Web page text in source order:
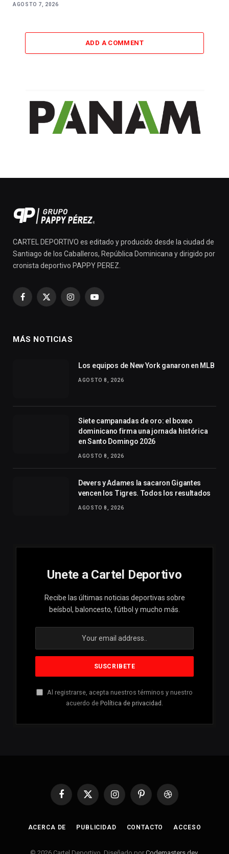
AGOSTO 7, 2026
ADD A COMMENT
CARTEL DEPORTIVO es editado y producido desde la ciudad de
Santiago de los Caballeros, República Dominicana y dirigido por
cronista deportivo PAPPY PEREZ.
Facebook
X
InstagramYouTube
MÁS NOTICIAS
Los equipos de New York ganaron en MLB
AGOSTO 8, 2026
Siete campanadas de oro: el boxeo
dominicano firma una jornada histórica
en Santo Domingo 2026
AGOSTO 8, 2026
Devers y Adames la sacaron Gigantes
vencen los Tigres. Todos los resultados
AGOSTO 8, 2026
Unete a Cartel Deportivo
Recibe las últimas noticias deportivas sobre
beísbol, baloncesto, fútbol y mucho más.
Al registrarse, acepta nuestros términos y nuestro
acuerdo de Política de privacidad .
Facebook
X
InstagramPinterestDribbble
ACERCA DE PUBLICIDAD CONTACTO ACCESO